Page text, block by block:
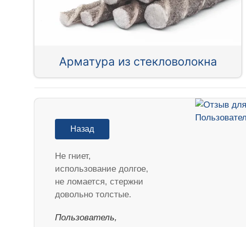
Арматура из стекловолокна
Назад
Не гниет,
использование долгое,
не ломается, стержни
довольно толстые.
Пользователь,